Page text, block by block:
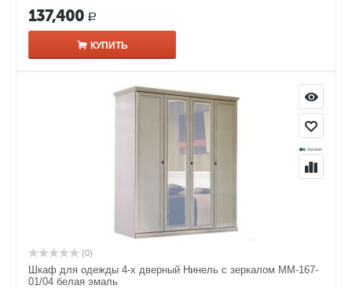
137,400 Р
КУПИТЬ
(0)
Шкаф для одежды 4-х дверный Нинель с зеркалом ММ-167-
01/04 белая эмаль